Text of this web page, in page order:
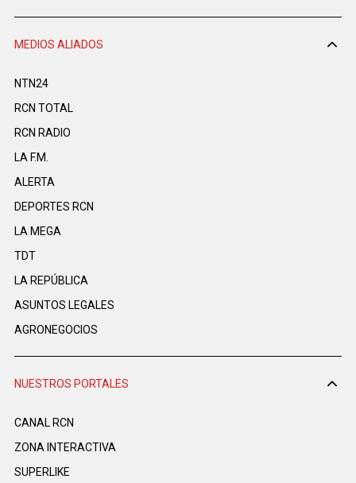
MEDIOS ALIADOS
NTN24
RCN TOTAL
RCN RADIO
LA F.M.
ALERTA
DEPORTES RCN
LA MEGA
TDT
LA REPÚBLICA
ASUNTOS LEGALES
AGRONEGOCIOS
NUESTROS PORTALES
CANAL RCN
ZONA INTERACTIVA
SUPERLIKE